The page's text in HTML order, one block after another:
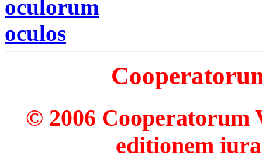
oculorum
oculos
© 2006 Cooperatorum
editionem